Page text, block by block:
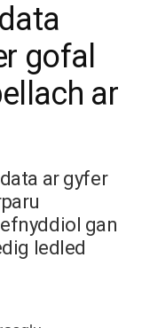
gofal
ar
ar gyfer
gan
ledled